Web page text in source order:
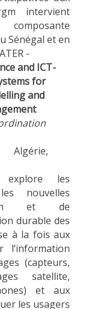
intervient
Sénégal et en
-
and ICT-
for
and
Algérie,
explore les
nouvelles
et de
durable des
à la fois aux
l’information
(capteurs,
satellite,
et aux
les usagers